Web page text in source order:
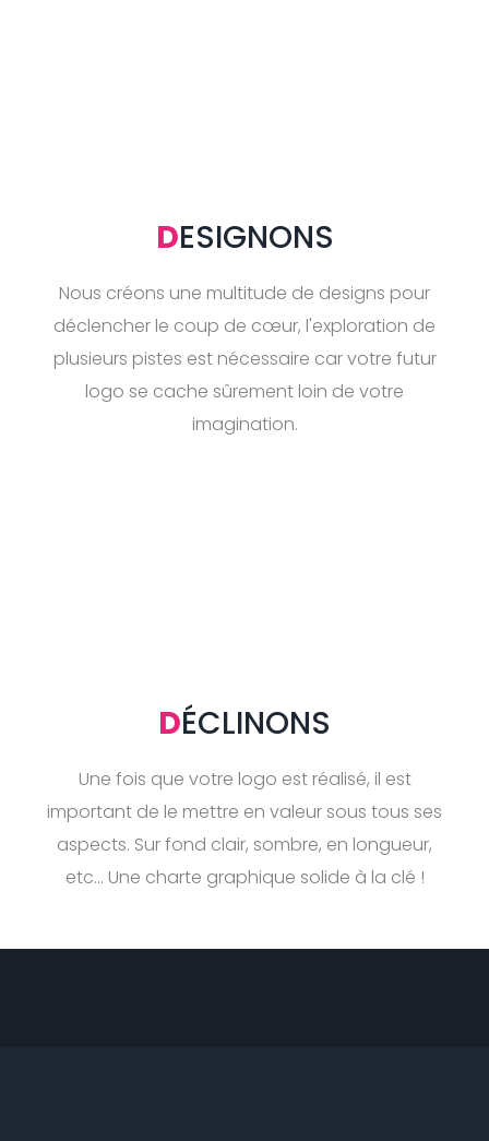
DESIGNONS
Nous créons une multitude de designs pour
déclencher le coup de cœur, l'exploration de
plusieurs pistes est nécessaire car votre futur
logo se cache sûrement loin de votre
imagination.
DÉCLINONS
Une fois que votre logo est réalisé, il est
important de le mettre en valeur sous tous ses
aspects. Sur fond clair, sombre, en longueur,
etc... Une charte graphique solide à la clé !